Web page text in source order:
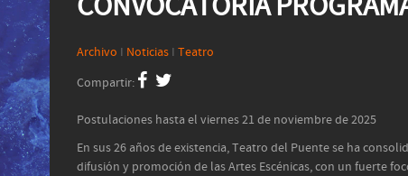
Archivo I Noticias I Teatro
Compartir:
Postulaciones hasta el viernes 21 de noviembre de 2025
En sus 26 años de existencia, Teatro del Puente se ha
difusión y promoción de las Artes Escénicas, con un fuerte